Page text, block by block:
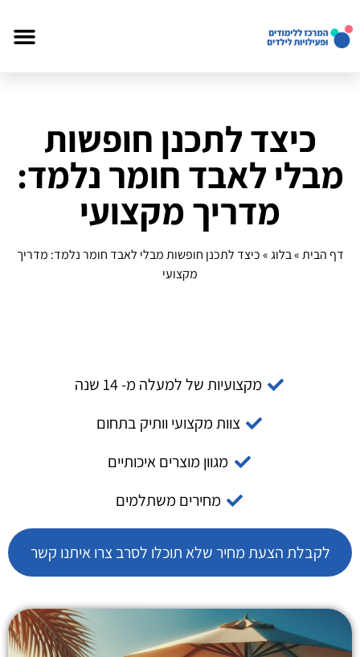
כיצד לתכנן חופשות
מבלי לאבד חומר נלמד:
מדריך מקצועי
דף הבית»בלוג»כיצד לתכנן חופשות מבלי לאבד חומר נלמד: מדריך
מקצועי
מקצועיות של למעלה מ- 14 שנה
צוות מקצועי וותיק בתחום
מגוון מוצרים איכותיים
מחירים משתלמים
לקבלת הצעת מחיר שלא תוכלו לסרב צרו איתנו קשר